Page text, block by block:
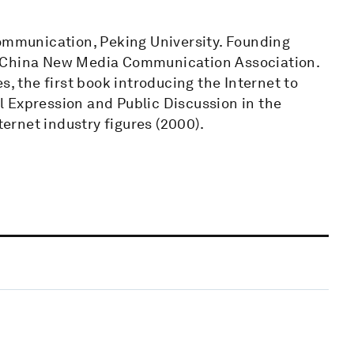
Peking University. Founding
New Media Communication Association.
the first book introducing the Internet to
Expression and Public Discussion in the
industry figures (2000).